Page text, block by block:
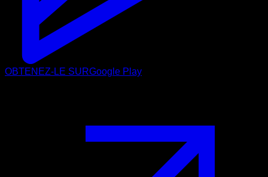
OBTENEZ-LE SURGoogle Play